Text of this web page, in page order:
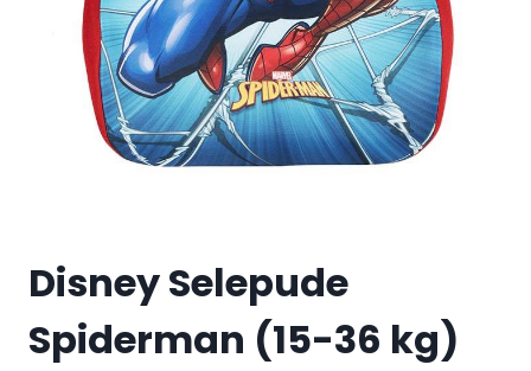
Disney Selepude
Spiderman (15-36 kg)